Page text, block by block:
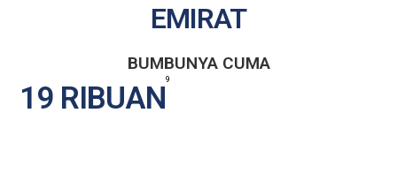
EMIRAT
BUMBUNYA CUMA
19 RIBUAN
9